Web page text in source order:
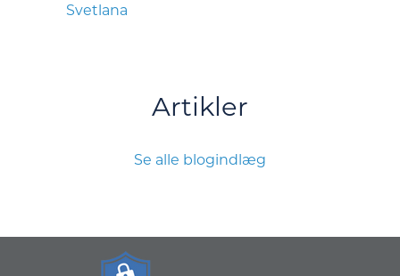
Svetlana
Artikler
Se alle blogindlæg